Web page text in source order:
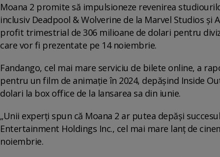
Moana 2 promite să impulsioneze revenirea
inclusiv Deadpool & Wolverine de la Marvel Studios și
profit trimestrial de 306 milioane de dolari pentru
care vor fi prezentate pe 14 noiembrie.
Fandango, cel mai mare serviciu de bilete online, a
pentru un film de animație în 2024, depășind Inside
dolari la box office de la lansarea sa din iunie.
„Unii experți spun că Moana 2 ar putea depăși
Entertainment Holdings Inc., cel mai mare lanț de
noiembrie.